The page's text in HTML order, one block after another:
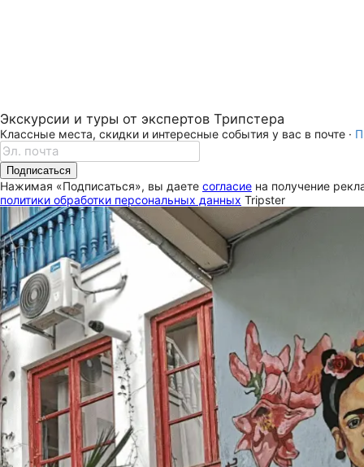
Экскурсии и туры от экспертов Трипстера
Классные места, скидки и интересные события у вас в почте ·
Подписаться
Нажимая «Подписаться», вы даете согласие на получение
политики обработки персональных данных Tripster